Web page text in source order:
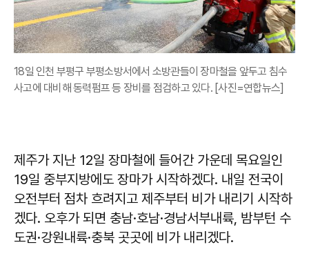
18일 인천 부평구 부평소방서에서 소방관들이 장마철을 앞두고 침수
사고에 대비해 동력펌프 등 장비를 점검하고 있다. [사진=연합뉴스]
제주가 지난 12일 장마철에 들어간 가운데 목요일인
19일 중부지방에도 장마가 시작하겠다. 내일 전국이
오전부터 점차 흐려지고 제주부터 비가 내리기 시작하
겠다. 오후가 되면 충남·호남·경남서부내륙, 밤부턴 수
도권·강원내륙·충북 곳곳에 비가 내리겠다.